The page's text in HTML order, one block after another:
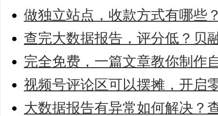
做独立站点，收款方式有哪些
查完大数据报告，评分低？贝
完全免费，一篇文章教你制作
视频号评论区可以摆摊，开启
大数据报告有异常如何解决？